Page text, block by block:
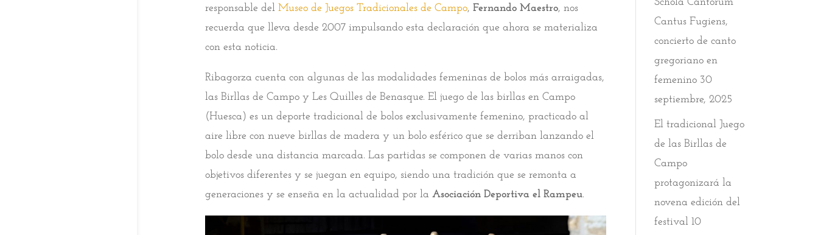
responsable del Museo de Juegos Tradicionales de Campo, Fernando Maestro, nos
recuerda que lleva desde 2007 impulsando esta declaración que ahora se materializa
con esta noticia.
Ribagorza cuenta con algunas de las modalidades femeninas de bolos más arraigadas,
las Birllas de Campo y Les Quilles de Benasque. El juego de las birllas en Campo
(Huesca) es un deporte tradicional de bolos exclusivamente femenino, practicado al
aire libre con nueve birllas de madera y un bolo esférico que se derriban lanzando el
bolo desde una distancia marcada. Las partidas se componen de varias manos con
objetivos diferentes y se juegan en equipo, siendo una tradición que se remonta a
generaciones y se enseña en la actualidad por la Asociación Deportiva el Rampeu.
Cantus Fugiens,
concierto de canto
gregoriano en
femenino 30
septiembre, 2025
El tradicional Juego
de las Birllas de
Campo
protagonizará la
novena edición del
festival 10